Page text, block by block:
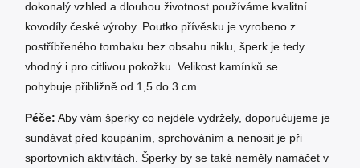
dokonalý vzhled a dlouhou životnost používáme kvalitní
kovodíly české výroby. Poutko přívěsku je vyrobeno z
postříbřeného tombaku bez obsahu niklu, šperk je tedy
vhodný i pro citlivou pokožku. Velikost kamínků se
pohybuje přibližně od 1,5 do 3 cm.
Péče: Aby vám šperky co nejdéle vydržely, doporučujeme je
sundávat před koupáním, sprchováním a nenosit je při
sportovních aktivitách. Šperky by se také neměly namáčet v